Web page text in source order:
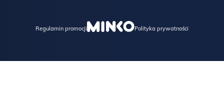
Regulamin promocji Polityka prywatności